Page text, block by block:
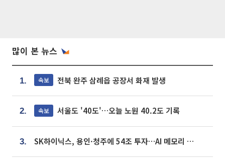
많이 본 뉴스
1. 속보 전북 완주 삼례읍 공장서 화재 발생
2. 속보 서울도 '40도'…오늘 노원 40.2도 기록
3. SK하이닉스, 용인·청주에 54조 투자…AI 메모리 생산기지 키운다